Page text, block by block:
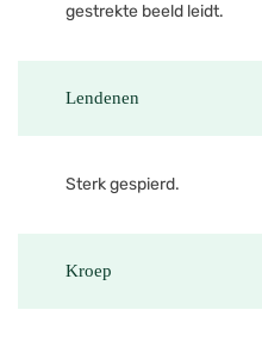
gestrekte beeld leidt.
Lendenen
Sterk gespierd.
Kroep